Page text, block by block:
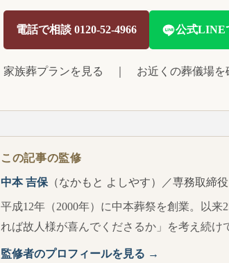
電話で相談 0120-52-4966 公式LINE
家族葬プランを見る お近くの葬儀場を
この記事の監修
中本 吉保 （なかもと よしやす）／専務取締
平成12年（2000年）に中本葬祭を創業。以
れば故人様が喜んでくださるか」を考え続け
監修者のプロフィールを見る →